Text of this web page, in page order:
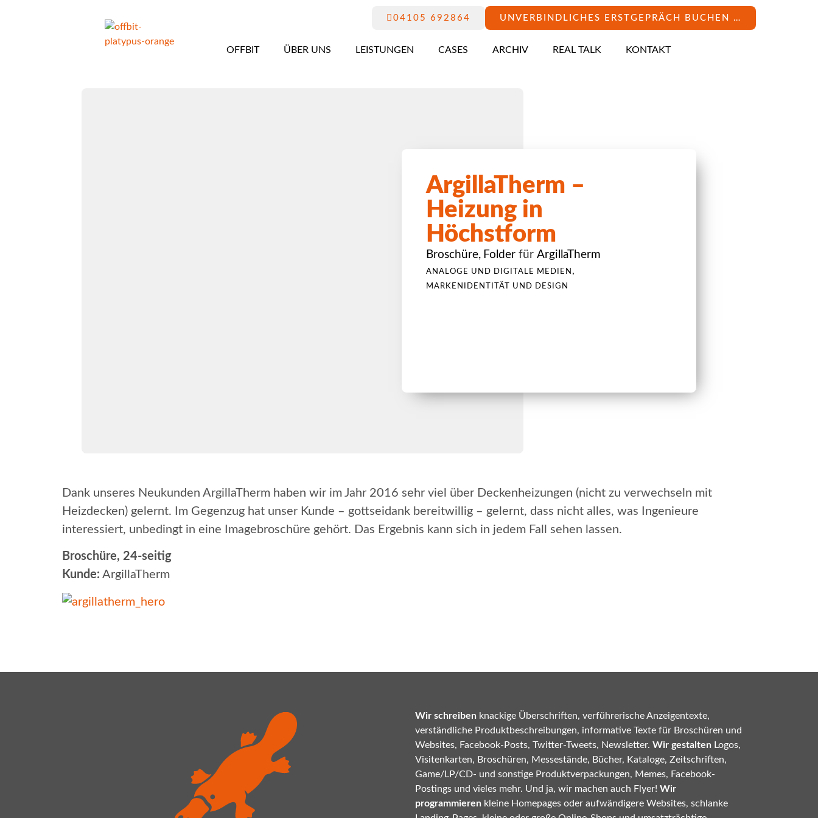
UNVERBINDLICHES ERSTGEPRÄCH BUCHEN …
04105 692864
OFFBIT ÜBER UNS LEISTUNGEN CASES ARCHIV REAL TALK KONTAKT
ArgillaTherm –
Heizung in
Höchstform
Broschüre, Folder für ArgillaTherm
ANALOGE UND DIGITALE MEDIEN ,
MARKENIDENTITÄT UND DESIGN
Dank unseres Neukunden ArgillaTherm haben wir im Jahr 2016 sehr viel über Deckenheizungen (nicht zu verwechseln mit
Heizdecken) gelernt. Im Gegenzug hat unser Kunde – gottseidank bereitwillig – gelernt, dass nicht alles, was Ingenieure
interessiert, unbedingt in eine Imagebroschüre gehört. Das Ergebnis kann sich in jedem Fall sehen lassen.
Broschüre, 24-seitig
Kunde: ArgillaTherm
Wir schreiben knackige Überschriften, verführerische Anzeigentexte,
verständliche Produktbeschreibungen, informative Texte für Broschüren und
Websites, Facebook-Posts, Twitter-Tweets, Newsletter. Wir gestalten Logos,
Visitenkarten, Broschüren, Messestände, Bücher, Kataloge, Zeitschriften,
Game/LP/CD- und sonstige Produktverpackungen, Memes, Facebook-
Postings und vieles mehr. Und ja, wir machen auch Flyer! Wir
programmieren kleine Homepages oder aufwändigere Websites, schlanke